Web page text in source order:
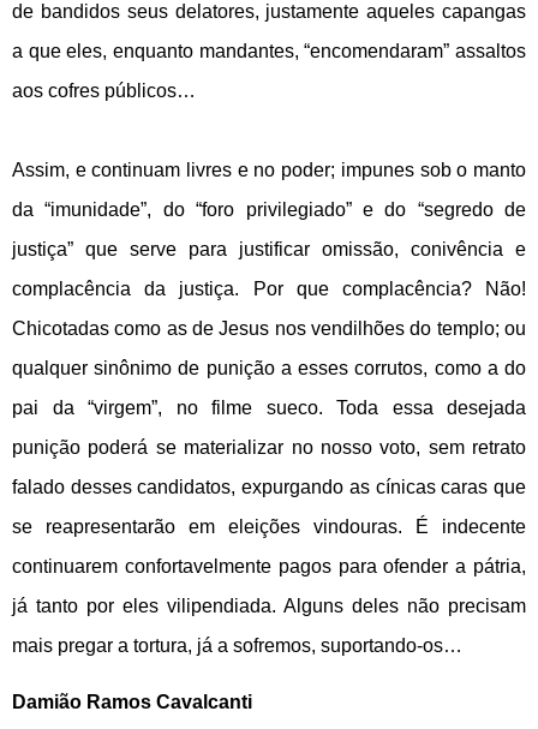
de bandidos seus delatores, justamente aqueles capangas
a que eles, enquanto mandantes, “encomendaram” assaltos
aos cofres públicos…
Assim, e continuam livres e no poder; impunes sob o manto
da “imunidade”, do “foro privilegiado” e do “segredo de
justiça” que serve para justificar omissão, conivência e
complacência da justiça. Por que complacência? Não!
Chicotadas como as de Jesus nos vendilhões do templo; ou
qualquer sinônimo de punição a esses corrutos, como a do
pai da “virgem”, no filme sueco. Toda essa desejada
punição poderá se materializar no nosso voto, sem retrato
falado desses candidatos, expurgando as cínicas caras que
se reapresentarão em eleições vindouras. É indecente
continuarem confortavelmente pagos para ofender a pátria,
já tanto por eles vilipendiada. Alguns deles não precisam
mais pregar a tortura, já a sofremos, suportando-os…
Damião Ramos Cavalcanti